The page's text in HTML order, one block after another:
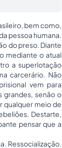
bem como,
pessoa humana.
do preso. Diante
mediante o atual
a superlotação
carcerário. Não
vem para
grandes, senão o
qualquer meio de
Destarte,
pensar que a
Ressocialização.